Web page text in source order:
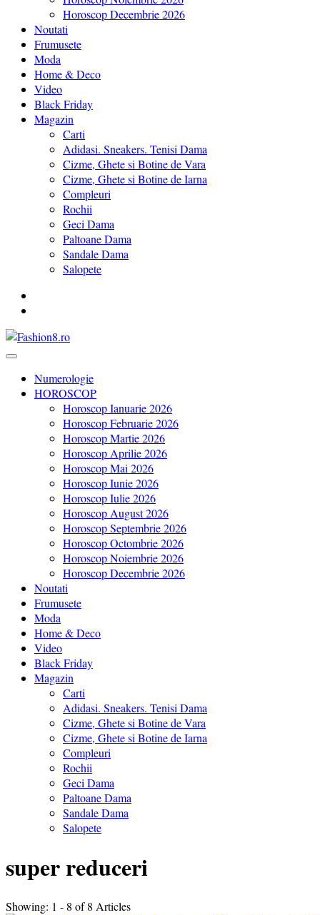
Horoscop Decembrie 2026
Noutati
Frumusete
Moda
Home & Deco
Video
Black Friday
Magazin
Carti
Adidasi. Sneakers. Tenisi Dama
Cizme, Ghete si Botine de Vara
Cizme, Ghete si Botine de Iarna
Compleuri
Rochii
Geci Dama
Paltoane Dama
Sandale Dama
Salopete
Fashion8.ro ❤️
Revista Fashion8.ro locul unde gasesti ce e nou: horoscop,
Numerologie
HOROSCOP
Horoscop Ianuarie 2026
Horoscop Februarie 2026
Horoscop Martie 2026
Horoscop Aprilie 2026
Horoscop Mai 2026
Horoscop Iunie 2026
Horoscop Iulie 2026
Horoscop August 2026
Horoscop Septembrie 2026
Horoscop Octombrie 2026
Horoscop Noiembrie 2026
Horoscop Decembrie 2026
Noutati
Frumusete
Moda
Home & Deco
Video
Black Friday
Magazin
Carti
Adidasi. Sneakers. Tenisi Dama
Cizme, Ghete si Botine de Vara
Cizme, Ghete si Botine de Iarna
Compleuri
Rochii
Geci Dama
Paltoane Dama
Sandale Dama
Salopete
super reduceri
Showing: 1 - 8 of 8 Articles